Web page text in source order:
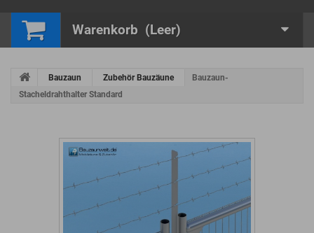
Warenkorb (Leer)
Bauzaun Zubehör Bauzäune
Bauzaun-
Stacheldrahthalter Standard